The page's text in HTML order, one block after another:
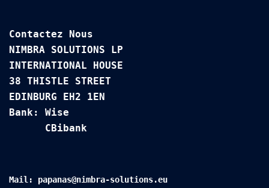
Contactez Nous
NIMBRA SOLUTIONS LP
INTERNATIONAL HOUSE
38 THISTLE STREET
EDINBURG EH2 1EN
Bank: Wise
      CBibank
Mail: papanas@nimbra-solutions.eu